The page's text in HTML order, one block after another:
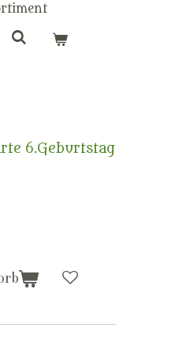
6.Geburtstag